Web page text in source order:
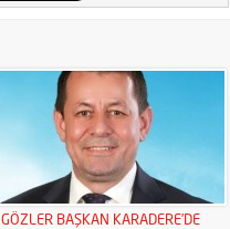
GÖZLER BAŞKAN KARADERE’DE